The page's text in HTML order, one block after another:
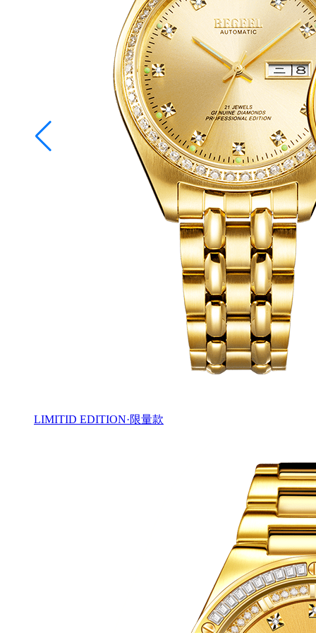
LIMITID EDITION·限量款